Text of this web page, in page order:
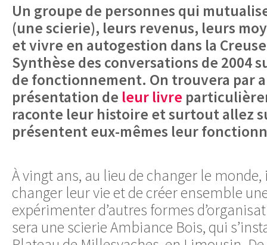
Un groupe de personnes qui
(une scierie), leurs revenus, leurs
et vivre en autogestion dans la
Synthèse des conversations de 2004
de fonctionnement. On trouvera par
présentation de leur livre
raconte leur histoire et surtout allez
présentent eux-mêmes leur
À vingt ans, au lieu de changer le
changer leur vie et de créer ensemble
expérimenter d’autres formes
sera une scierie Ambiance Bois, qui